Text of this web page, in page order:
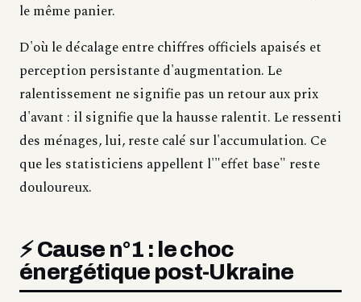
le même panier.
D'où le décalage entre chiffres officiels apaisés et
perception persistante d'augmentation. Le
ralentissement ne signifie pas un retour aux prix
d'avant : il signifie que la hausse ralentit. Le ressenti
des ménages, lui, reste calé sur l'accumulation. Ce
que les statisticiens appellent l'"effet base" reste
douloureux.
⚡ Cause n°1 : le choc
énergétique post-Ukraine